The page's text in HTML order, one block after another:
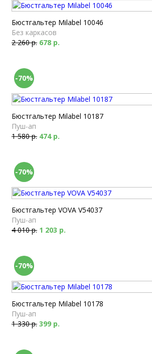
Бюстгальтер Milabel 10046
Без каркасов
2 260 р. 678 р.
-70%
Бюстгальтер Milabel 10187
Пуш-ап
1 580 р. 474 р.
-70%
Бюстгальтер VOVA V54037
Пуш-ап
4 010 р. 1 203 р.
-70%
Бюстгальтер Milabel 10178
Пуш-ап
1 330 р. 399 р.